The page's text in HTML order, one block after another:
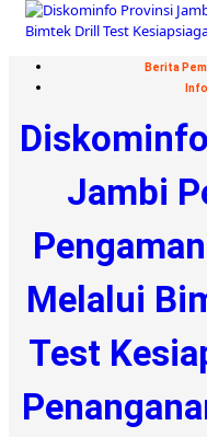
Berita
Jambi
Melalui
Test